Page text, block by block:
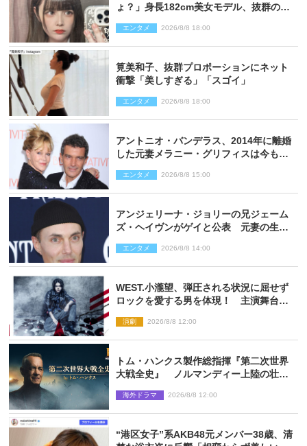
ょ？」身長182cm美女モデル、抜群のプ
エンタメ 2026/8/8 18:00
筧美和子、抜群プロポーションにネット
衝撃「美しすぎる」「スゴイ」
エンタメ 2026/8/8 18:00
アントニオ・バンデラス、2014年に離婚
した元妻メラニー・グリフィスは今も
エンタメ 2026/8/8 15:00
アンジェリーナ・ジョリーの兄ジェーム
ズ・ヘイヴンがゲイと公表 元妻の生配
エンタメ 2026/8/8 14:00
WEST.小瀧望、弾圧される状況に屈せず
ロックを愛する男を体現！ 主演舞台
演劇 2026/8/8 12:00
トム・ハンクス製作総指揮『第二次世界
大戦全史』 ノルマンディー上陸の壮絶
海外ドラマ 2026/8/8 12:00
“港区女子”系AKB48元メンバー38歳、清